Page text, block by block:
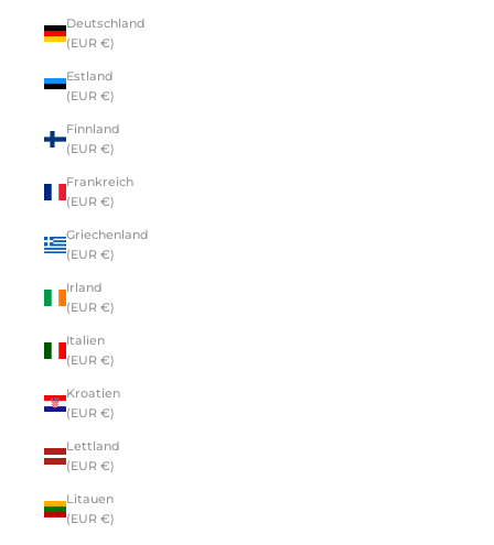
Deutschland
(EUR €)
Estland
(EUR €)
Finnland
(EUR €)
Frankreich
(EUR €)
Griechenland
(EUR €)
Irland
(EUR €)
Italien
(EUR €)
Kroatien
(EUR €)
Lettland
(EUR €)
Litauen
(EUR €)